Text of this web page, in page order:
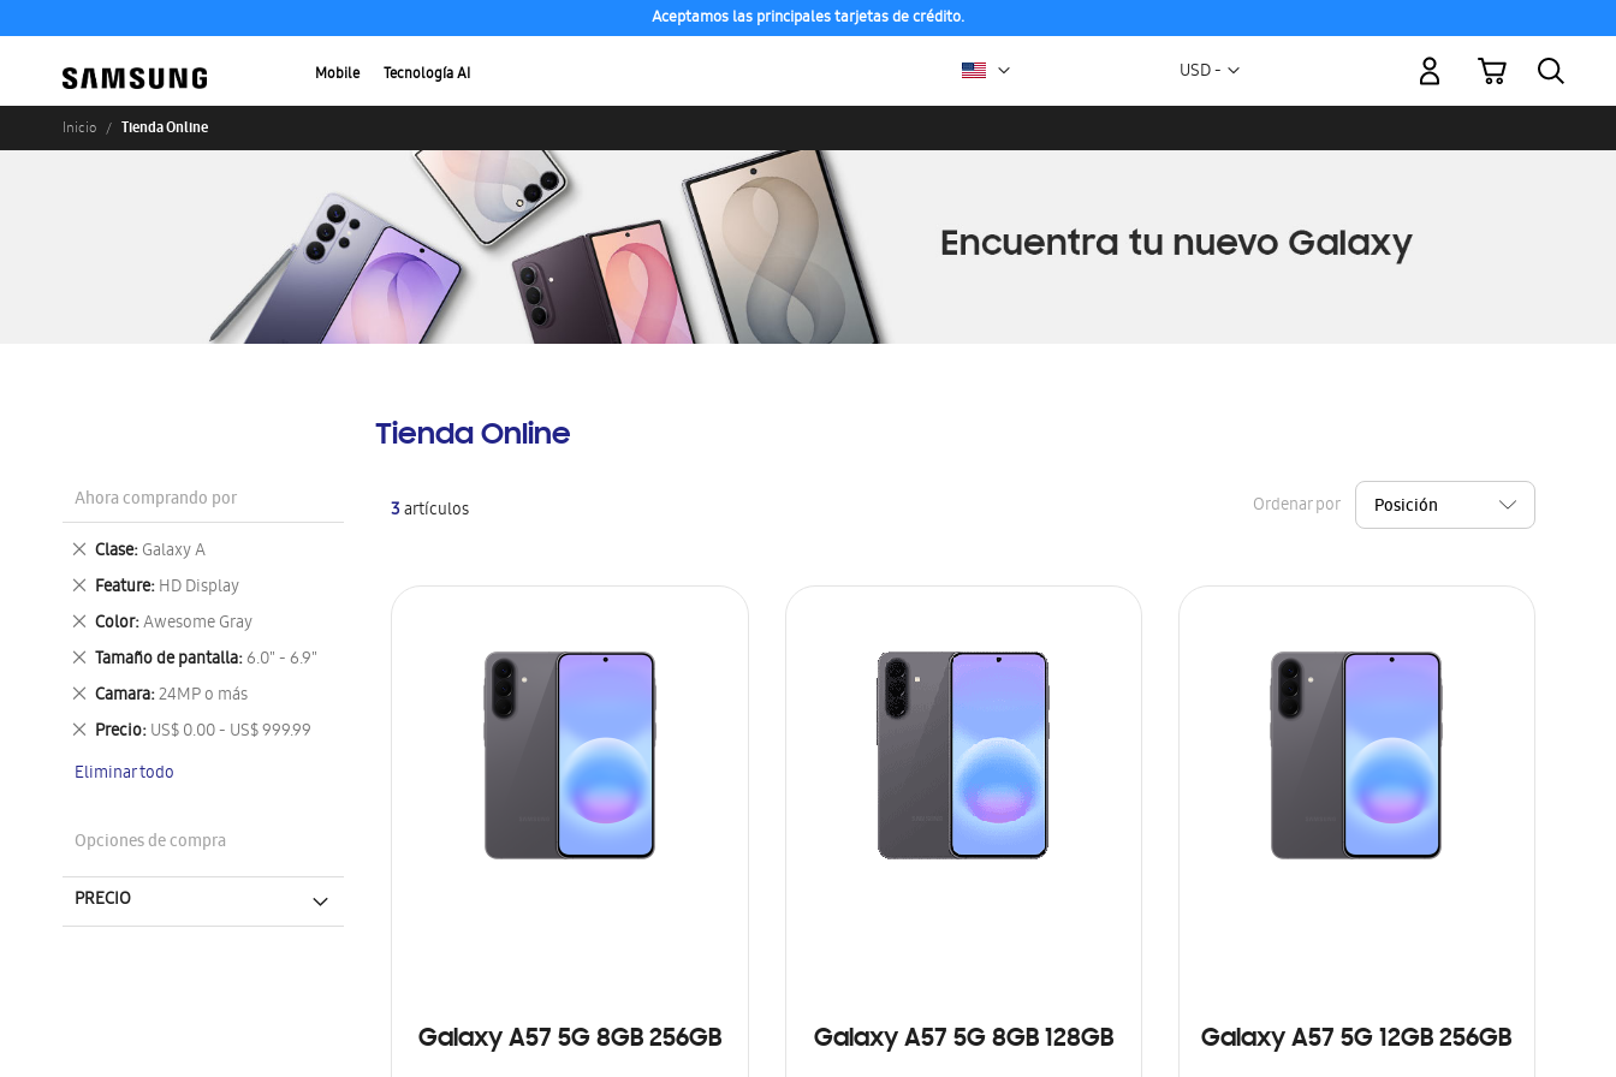
Aceptamos las principales tarjetas de crédito.
Mobile Tecnología AI Moneda
USD -
Mi carrito
Inicio Tienda Online
Tienda Online
3artículos Ordenar por
Galaxy A57 5G 8GB 256GB Galaxy A57 5G 8GB 128GB Galaxy A57 5G 12GB 256GB
Ahora comprando por
Clase Galaxy A
Eliminar
este
artículo
Feature HD Display
Eliminar
este
artículo
Color Awesome Gray
Eliminar
este
artículo
Tamaño de pantalla 6.0" - 6.9"
Eliminar
este
artículo
Camara 24MP o más
Eliminar
este
artículo
Precio US$ 0.00 - US$ 999.99
Eliminar
artículo
Eliminar todo
Opciones de compra
PRECIO